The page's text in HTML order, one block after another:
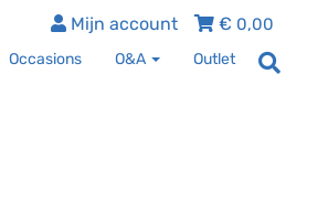
€ 0,00
Mijn account
Occasions O&A Outlet